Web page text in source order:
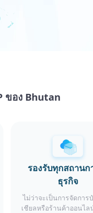
ของ Bhutan
รองรับทุกสถาน
ธุรกิจ
ไม่ว่าจะเป็นการจัดกา
เชียลหรือร้านค้าออนไล